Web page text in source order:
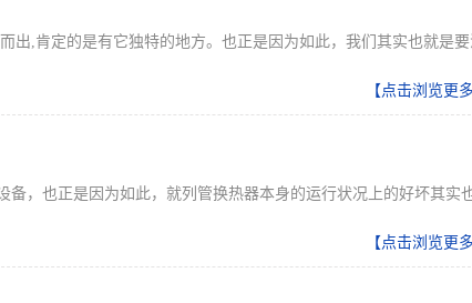
,肯定的是有它独特的地方。也正是因为如此，我们其实也就是要
【点击浏览更
，也正是因为如此，就列管换热器本身的运行状况上的好坏其实
【点击浏览更